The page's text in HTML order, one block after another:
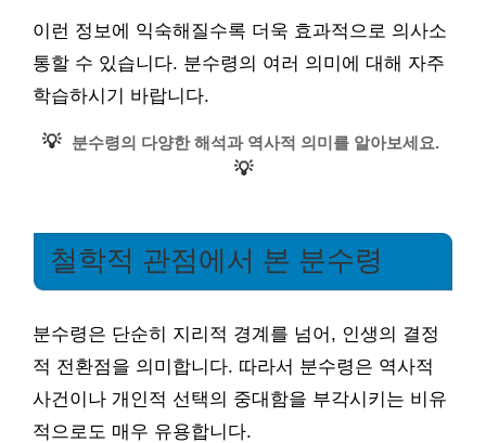
이런 정보에 익숙해질수록 더욱 효과적으로 의사소
통할 수 있습니다. 분수령의 여러 의미에 대해 자주
학습하시기 바랍니다.
💡 분수령의 다양한 해석과 역사적 의미를 알아보세요.
💡
철학적 관점에서 본 분수령
분수령은 단순히 지리적 경계를 넘어, 인생의 결정
적 전환점을 의미합니다. 따라서 분수령은 역사적
사건이나 개인적 선택의 중대함을 부각시키는 비유
적으로도 매우 유용합니다.